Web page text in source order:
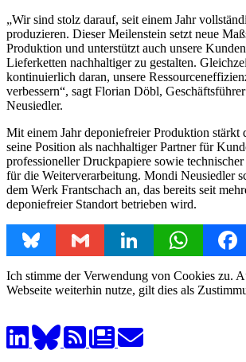
„Wir sind stolz darauf, seit einem Jahr
produzieren. Dieser Meilenstein setzt neue
Produktion und unterstützt auch unsere
Lieferketten nachhaltiger zu gestalten.
kontinuierlich daran, unsere
verbessern“, sagt Florian Döbl,
Neusiedler.
Mit einem Jahr deponiefreier Produktion stärkt
seine Position als nachhaltiger Partner für
professioneller Druckpapiere sowie
für die Weiterverarbeitung. Mondi Neusiedler
dem Werk Frantschach an, das bereits seit
deponiefreier Standort betrieben wird.
Bluesky Gmail LinkedIn WhatsApp
Ich stimme der Verwendung von Cookies zu.
Webseite weiterhin nutze, gilt dies als